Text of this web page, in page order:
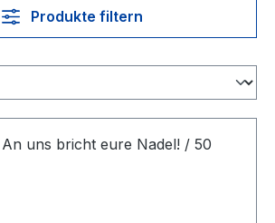
Produkte filtern